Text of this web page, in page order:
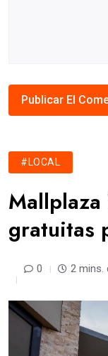
#LOCAL
gratuitas
0 2 mins.